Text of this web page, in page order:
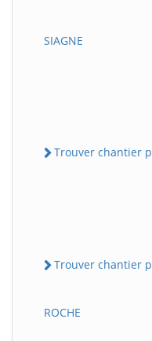
SIAGNE
Trouver chantier
Trouver chantier
ROCHE